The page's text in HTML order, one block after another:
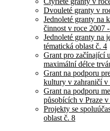
Dvouleté granty v
Jednoleté granty na
činnost v roce 2007
Jednoleté granty na
tématická oblast č. 4
Grant pro začínající
maximální délce
Grant na podporu
kultury v zahraničí v
Grant na podporu
působících v Praze
Projekty se
oblast č. 8